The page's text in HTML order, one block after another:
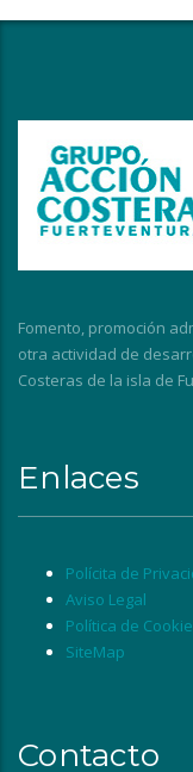
Fomento, promoción
otra actividad de
Costeras de la isla de
Enlaces
Polícita de
Aviso Legal
Política de
SiteMap
Contacto